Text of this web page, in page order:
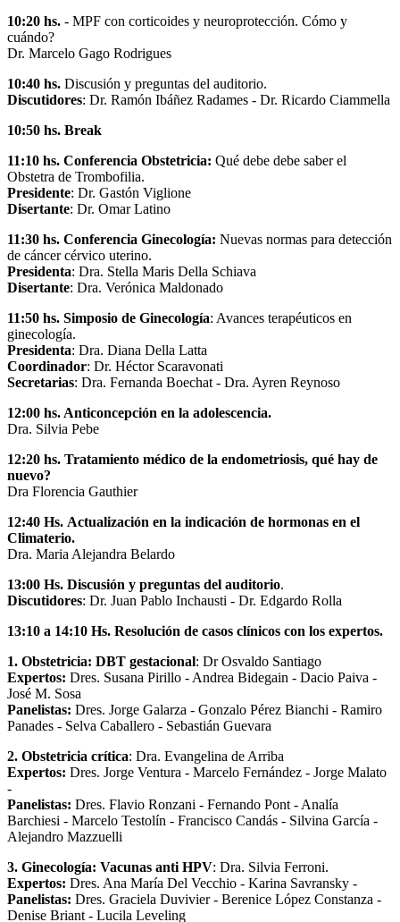
10:20 hs. - MPF con corticoides y neuroprotección. Cómo y
cuándo?
Dr. Marcelo Gago Rodrigues
10:40 hs. Discusión y preguntas del auditorio.
Discutidores: Dr. Ramón Ibáñez Radames - Dr. Ricardo Ciammella
10:50 hs. Break
11:10 hs. Conferencia Obstetricia: Qué debe debe saber el
Obstetra de Trombofilia.
Presidente: Dr. Gastón Viglione
Disertante: Dr. Omar Latino
11:30 hs. Conferencia Ginecología: Nuevas normas para detección
de cáncer cérvico uterino.
Presidenta: Dra. Stella Maris Della Schiava
Disertante: Dra. Verónica Maldonado
11:50 hs. Simposio de Ginecología: Avances terapéuticos en
ginecología.
Presidenta: Dra. Diana Della Latta
Coordinador: Dr. Héctor Scaravonati
Secretarias: Dra. Fernanda Boechat - Dra. Ayren Reynoso
12:00 hs. Anticoncepción en la adolescencia.
Dra. Silvia Pebe
12:20 hs. Tratamiento médico de la endometriosis, qué hay de
nuevo?
Dra Florencia Gauthier
12:40 Hs. Actualización en la indicación de hormonas en el
Climaterio.
Dra. Maria Alejandra Belardo
13:00 Hs. Discusión y preguntas del auditorio.
Discutidores: Dr. Juan Pablo Inchausti - Dr. Edgardo Rolla
13:10 a 14:10 Hs. Resolución de casos clínicos con los expertos.
1. Obstetricia: DBT gestacional: Dr Osvaldo Santiago
Expertos: Dres. Susana Pirillo - Andrea Bidegain - Dacio Paiva -
José M. Sosa
Panelistas: Dres. Jorge Galarza - Gonzalo Pérez Bianchi - Ramiro
Panades - Selva Caballero - Sebastián Guevara
2. Obstetricia crítica: Dra. Evangelina de Arriba
Expertos: Dres. Jorge Ventura - Marcelo Fernández - Jorge Malato
-
Panelistas: Dres. Flavio Ronzani - Fernando Pont - Analía
Barchiesi - Marcelo Testolín - Francisco Candás - Silvina García -
Alejandro Mazzuelli
3. Ginecología: Vacunas anti HPV: Dra. Silvia Ferroni.
Expertos: Dres. Ana María Del Vecchio - Karina Savransky -
Panelistas: Dres. Graciela Duvivier - Berenice López Constanza -
Denise Briant - Lucila Leveling